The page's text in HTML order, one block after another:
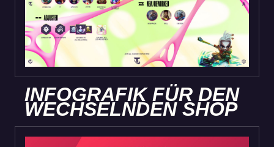
INFOGRAFIK FÜR DEN
WECHSELNDEN SHOP